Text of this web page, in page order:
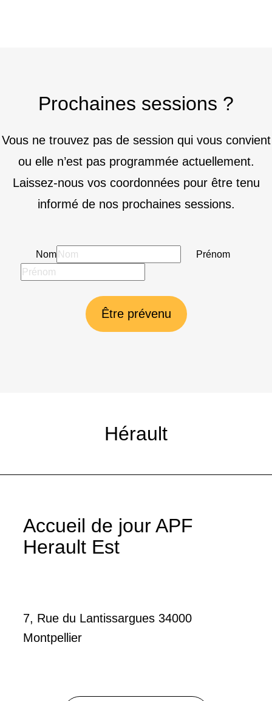
Prochaines sessions ?
Vous ne trouvez pas de session qui vous convient
ou elle n’est pas programmée actuellement.
Laissez-nous vos coordonnées pour être tenu
informé de nos prochaines sessions.
Nom Prénom
Être prévenu
Hérault
Accueil de jour APF
Herault Est
7, Rue du Lantissargues 34000
Montpellier